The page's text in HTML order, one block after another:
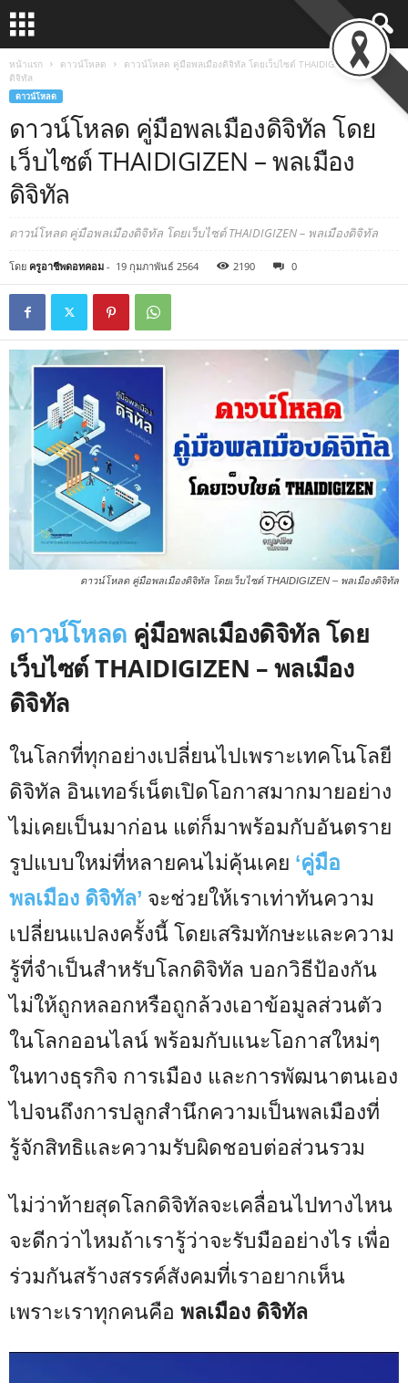
หน้าแรก ดาวน์โหลด
ดาวน์โหลด คู่มือพลเมืองดิจิทัล โดยเว็บไซต์ THAIDIGIZEN – พลเมือง
ดิจิทัล
ดาวน์โหลด
ดาวน์โหลด คู่มือพลเมืองดิจิทัล โดย
เว็บไซต์ THAIDIGIZEN – พลเมือง
ดิจิทัล
ดาวน์โหลด คู่มือพลเมืองดิจิทัล โดยเว็บไซต์ THAIDIGIZEN – พลเมืองดิจิทัล
โดย ครูอาชีพดอทคอม - 19 กุมภาพันธ์ 2564 2190 0
ดาวน์โหลด คู่มือพลเมืองดิจิทัล โดยเว็บไซต์ THAIDIGIZEN – พลเมืองดิจิทัล
ดาวน์โหลด คู่มือพลเมืองดิจิทัล โดย
เว็บไซต์ THAIDIGIZEN – พลเมือง
ดิจิทัล
ในโลกที่ทุกอย่างเปลี่ยนไปเพราะเทคโนโลยี
ดิจิทัล อินเทอร์เน็ตเปิดโอกาสมากมายอย่าง
ไม่เคยเป็นมาก่อน แต่ก็มาพร้อมกับอันตราย
รูปแบบใหม่ที่หลายคนไม่คุ้นเคย ‘คู่มือ
พลเมือง ดิจิทัล’ จะช่วยให้เราเท่าทันความ
เปลี่ยนแปลงครั้งนี้ โดยเสริมทักษะและความ
รู้ที่จำเป็นสำหรับโลกดิจิทัล บอกวิธีป้องกัน
ไม่ให้ถูกหลอกหรือถูกล้วงเอาข้อมูลส่วนตัว
ในโลกออนไลน์ พร้อมกับแนะโอกาสใหม่ๆ
ในทางธุรกิจ การเมือง และการพัฒนาตนเอง
ไปจนถึงการปลูกสำนึกความเป็นพลเมืองที่
รู้จักสิทธิและความรับผิดชอบต่อส่วนรวม
ไม่ว่าท้ายสุดโลกดิจิทัลจะเคลื่อนไปทางไหน
จะดีกว่าไหมถ้าเรารู้ว่าจะรับมืออย่างไร เพื่อ
ร่วมกันสร้างสรรค์สังคมที่เราอยากเห็น
เพราะเราทุกคนคือ พลเมือง ดิจิทัล